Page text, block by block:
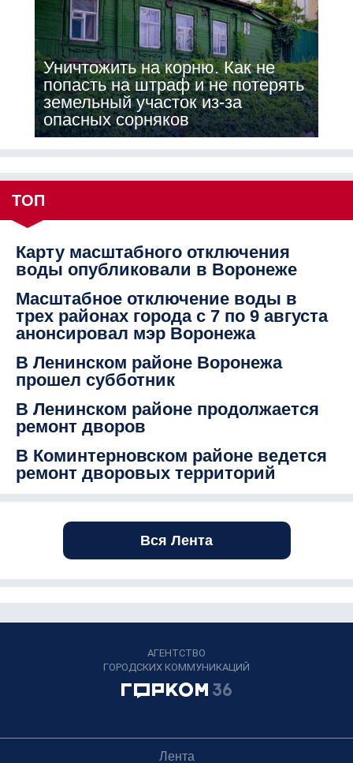
Уничтожить на корню. Как не
попасть на штраф и не потерять
земельный участок из-за
опасных сорняков
ТОП
Карту масштабного отключения
воды опубликовали в Воронеже
Масштабное отключение воды в
трех районах города с 7 по 9 августа
анонсировал мэр Воронежа
В Ленинском районе Воронежа
прошел субботник
В Ленинском районе продолжается
ремонт дворов
В Коминтерновском районе ведется
ремонт дворовых территорий
Вся Лента
АГЕНТСТВО
ГОРОДСКИХ КОММУНИКАЦИЙ
Лента